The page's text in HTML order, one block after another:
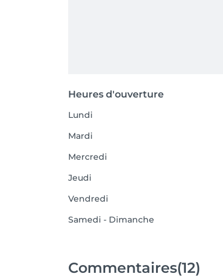
Heures d'ouverture
Lundi
Mardi
Mercredi
Jeudi
Vendredi
Samedi - Dimanche
Commentaires(12)